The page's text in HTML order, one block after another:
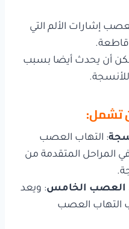
إشارات الألم التي
قاطعة.
أن يحدث أيضا بسبب
تشمل:
: التهاب العصب
المراحل المتقدمة من
العصب الخامس: ويعد
التهاب العصب